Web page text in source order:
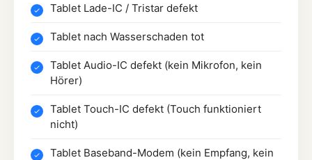
Tablet Lade-IC / Tristar defekt
Tablet nach Wasserschaden tot
Tablet Audio-IC defekt (kein Mikrofon, kein
Hörer)
Tablet Touch-IC defekt (Touch funktioniert
nicht)
Tablet Baseband-Modem (kein Empfang, kein